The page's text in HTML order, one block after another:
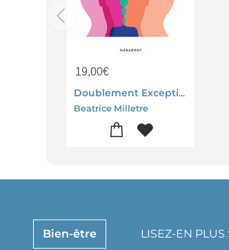
19,00€
Doublement Exceptionnel : Hpi Et Tdah, Tsa, Tsla ; La Neuroatypie Frappe Souvent Deux Fois...
Beatrice Milletre
Bien-être LISEZ-EN PLUS